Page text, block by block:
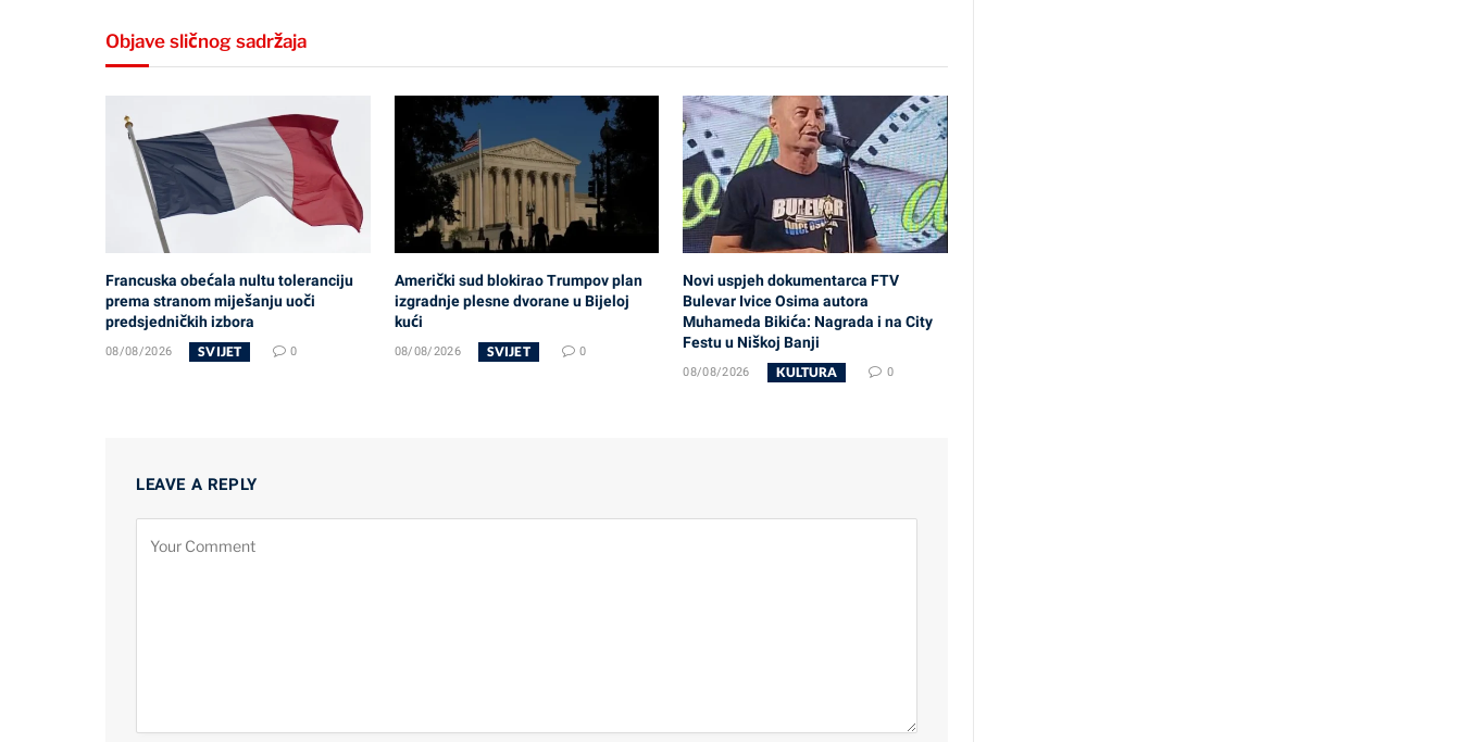
Objave sličnog sadržaja
Francuska obećala nultu toleranciju
prema stranom miješanju uoči
predsjedničkih izbora
08/08/2026 SVIJET 0
Američki sud blokirao Trumpov plan
izgradnje plesne dvorane u Bijeloj
kući
08/08/2026 SVIJET 0
Novi uspjeh dokumentarca FTV
Bulevar Ivice Osima autora
Muhameda Bikića: Nagrada i na City
Festu u Niškoj Banji
08/08/2026 KULTURA 0
LEAVE A REPLY